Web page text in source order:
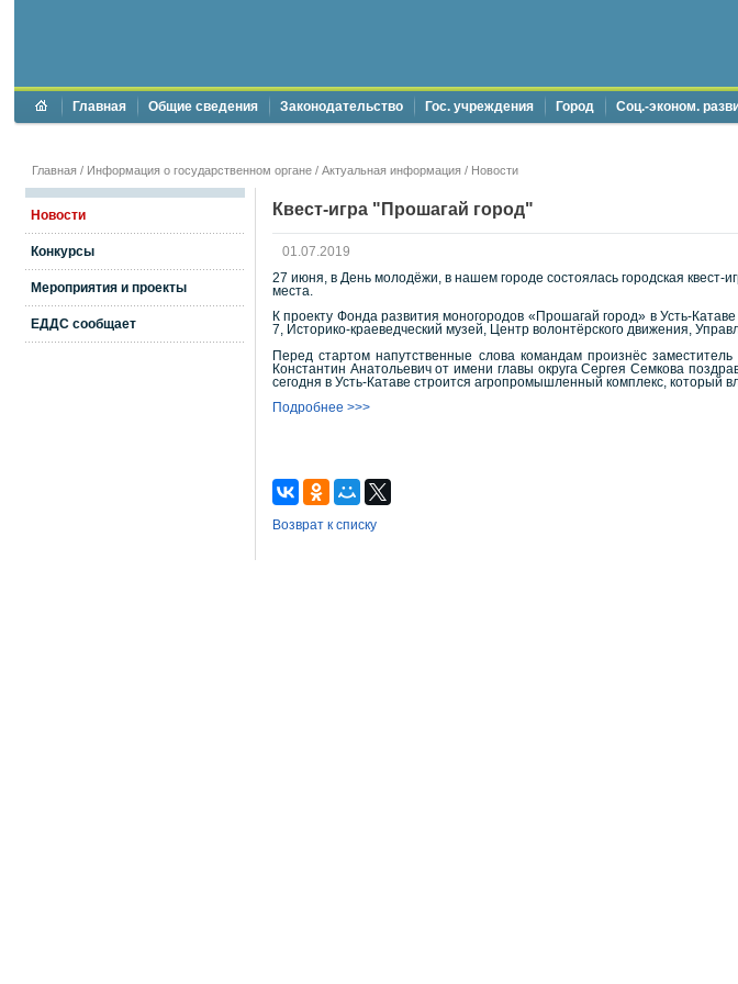
Главная Общие сведения Законодательство Гос. учреждения Город Соц.-эконом.
Главная / Информация о государственном органе / Актуальная информация / Новости
Новости
Конкурсы
Мероприятия и проекты
ЕДДС сообщает
Квест-игра "Прошагай город"
01.07.2019
27 июня, в День молодёжи, в нашем городе состоялась городская
места.
К проекту Фонда развития моногородов «Прошагай город» в Усть-
7, Историко-краеведческий музей, Центр волонтёрского движения,
Перед стартом напутственные слова командам произнёс
Константин Анатольевич от имени главы округа Сергея Семкова
сегодня в Усть-Катаве строится агропромышленный комплекс, который
Подробнее >>>
Возврат к списку